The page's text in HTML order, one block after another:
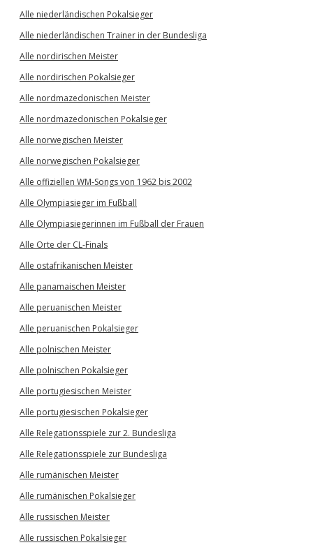
Alle niederländischen Pokalsieger
Alle niederländischen Trainer in der Bundesliga
Alle nordirischen Meister
Alle nordirischen Pokalsieger
Alle nordmazedonischen Meister
Alle nordmazedonischen Pokalsieger
Alle norwegischen Meister
Alle norwegischen Pokalsieger
Alle offiziellen WM-Songs von 1962 bis 2002
Alle Olympiasieger im Fußball
Alle Olympiasiegerinnen im Fußball der Frauen
Alle Orte der CL-Finals
Alle ostafrikanischen Meister
Alle panamaischen Meister
Alle peruanischen Meister
Alle peruanischen Pokalsieger
Alle polnischen Meister
Alle polnischen Pokalsieger
Alle portugiesischen Meister
Alle portugiesischen Pokalsieger
Alle Relegationsspiele zur 2. Bundesliga
Alle Relegationsspiele zur Bundesliga
Alle rumänischen Meister
Alle rumänischen Pokalsieger
Alle russischen Meister
Alle russischen Pokalsieger